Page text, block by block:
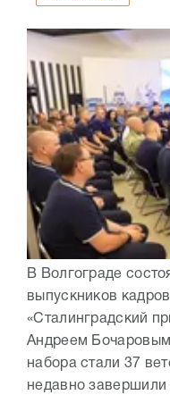
В Волгограде
выпускников
«Сталинградский
Андреем
набора стали 37
недавно завершили